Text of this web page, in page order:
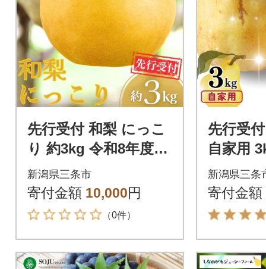
先行受付 和梨 にっこ
り 約3kg 令和8年度
にっこり梨 [三条果樹
専門家集団]【010S86
8】
新潟県三条市
寄付金額 10,000円
（0件）
先行受
自家用
西洋梨
園] 【
新潟県三条
寄付金額